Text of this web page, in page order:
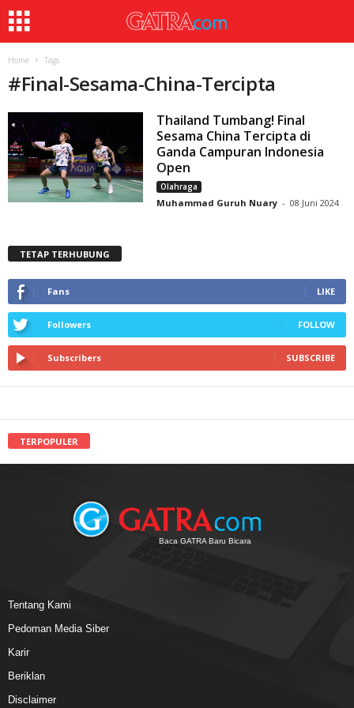
Home Tags
#Final-Sesama-China-Tercipta
Thailand Tumbang! Final
Sesama China Tercipta di
Ganda Campuran Indonesia
Open
Olahraga
Muhammad Guruh Nuary - 08 Juni 2024
TETAP TERHUBUNG
Fans LIKE
Followers FOLLOW
Subscribers SUBSCRIBE
TERPOPULER
Baca GATRA Baru Bicara
Tentang Kami
Pedoman Media Siber
Karir
Beriklan
Disclaimer